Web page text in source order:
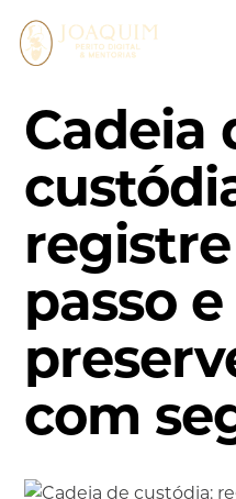
para
Cadeia
passo e
com